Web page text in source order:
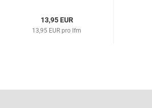
13,95 EUR
13,95 EUR pro lfm